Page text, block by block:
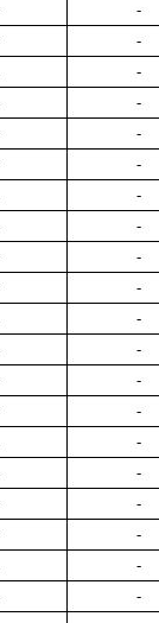
-
-
-
-
-
-
-
-
-
-
-
-
-
-
-
-
-
-
-
-